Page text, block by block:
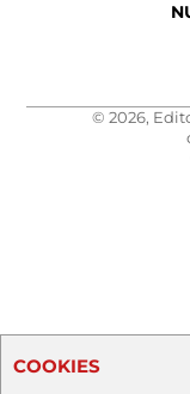
© 2026,
COOKIES